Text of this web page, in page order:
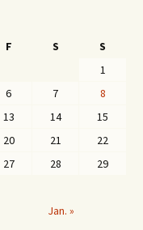
F S
S
1
6 7
8
13 14
15
20 21
22
27 28
29
Jan. »